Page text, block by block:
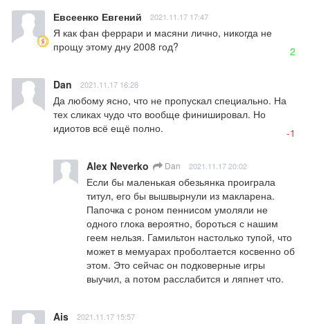
Евсеенко Евгений 2021.11.17 17:47
Я как фан феррари и масяни лично, никогда не
прощу этому дну 2008 год?
2
Dan 2021.11.17 16:28
Да любому ясно, что не пропускал специально. На
тех сликах чудо что вообще финишировал. Но
идиотов всё ещё полно.
-1
Alex Neverko Dan 2021.11.17 20:02
Если бы маленькая обезьянка проиграла
титул, его бы вышвырнули из макларена.
Папочка с роном пеннисом умоляли не
одного глока вероятно, бороться с нашим
геем нельзя. Гамильтон настолько тупой, что
может в мемуарах проболтается косвенно об
этом. Это сейчас он подковерные игры
выучил, а потом расслабится и ляпнет что.
Ais 2021.11.17 15:57